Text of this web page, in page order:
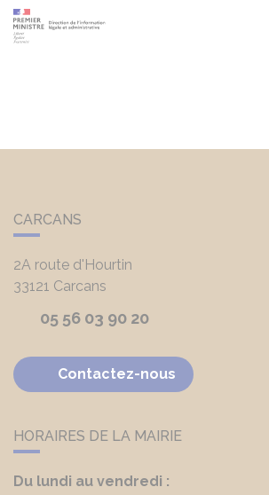
CARCANS
2A route d'Hourtin
33121 Carcans
05 56 03 90 20
Contactez-nous
HORAIRES DE LA MAIRIE
Du lundi au vendredi :